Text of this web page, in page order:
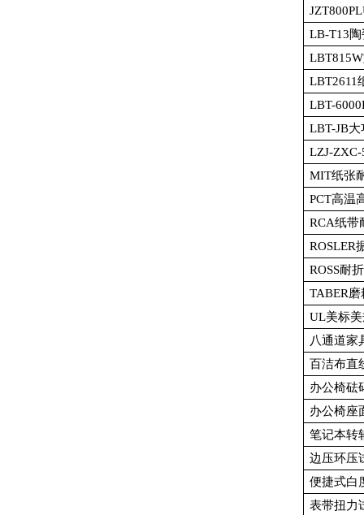
LB-T13
LBT815W
LBT2611
LBT-
LBT-JB大
LZJ-ZXC-
MIT纸张
PCT高温
RCA纸带
ROSLER
ROSS耐
TABER磨
UL美标
八通道家
百洁布直
办公椅砝
办公椅座
笔记本转
边压环压
便捷式白
表带扭力